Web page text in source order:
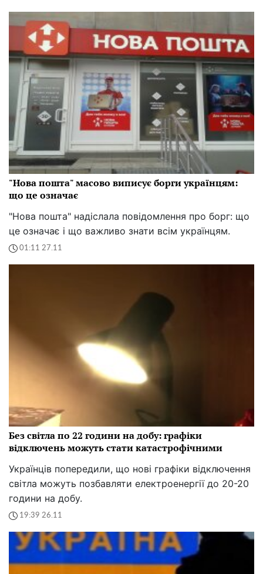
"Нова пошта" масово виписує борги українцям:
що це означає
"Нова пошта" надіслала повідомлення про борг: що
це означає і що важливо знати всім українцям.
01:11 27.11
Без світла по 22 години на добу: графіки
відключень можуть стати катастрофічними
Українців попередили, що нові графіки відключення
світла можуть позбавляти електроенергії до 20-20
години на добу.
19:39 26.11